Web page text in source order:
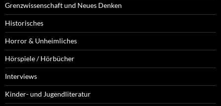
Grenzwissenschaft und Neues Denken
Historisches
Horror & Unheimliches
Hörspiele / Hörbücher
Interviews
Kinder- und Jugendliteratur